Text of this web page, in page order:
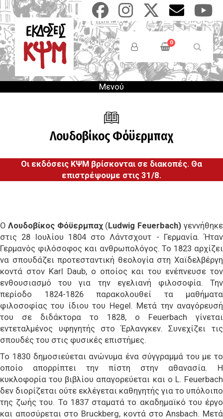
Παράκαμψη
προς
το
κυρίως
περιεχόμενο
Users
Menu
0
Μενού
Λουδοβίκος Φόϋερμπαχ
Οι εκδόσεις ΚΨΜ βρίσκονται σε διακοπές. Θα
επιστρέψουμε στις 31/8.
Ο Λουδοβίκος Φόϋερμπαχ (Ludwig Feuerbach)γεννήθηκε
στις 28 Ιουλίου 1804 στο Λάντσχουτ - Γερμανία. Ήταν
Γερμανός φιλόσοφος και ανθρωπολόγος. Το 1823 αρχίζει
να σπουδάζει προτεσταντική θεολογία στη Χαϊδελβέργη
κοντά στον Karl Daub, ο οποίος και του ενέπνευσε τον
ενθουσιασμό του για την εγελιανή φιλοσοφία. Την
περίοδο 1824-1826 παρακολουθεί τα μαθήματα
φιλοσοφίας του ίδιου του Hegel. Μετά την αναγόρευσή
του σε διδάκτορα το 1828, ο Feuerbach γίνεται
εντεταλμένος υφηγητής στο Έρλανγκεν. Συνεχίζει τις
σπουδές του στις φυσικές επιστήμες.
Το 1830 δημοσιεύεται ανώνυμα ένα σύγγραμμά του με το
οποίο απορρίπτει την πίστη στην αθανασία. Η
κυκλοφορία του βιβλίου απαγορεύεται και ο L. Feuerbach
δεν διορίζεται ούτε εκλέγεται καθηγητής για το υπόλοιπο
της ζωής του. Το 1837 σταματά το ακαδημαϊκό του έργο
και αποσύρεται στο Bruckberg, κοντά στο Ansbach. Μετά